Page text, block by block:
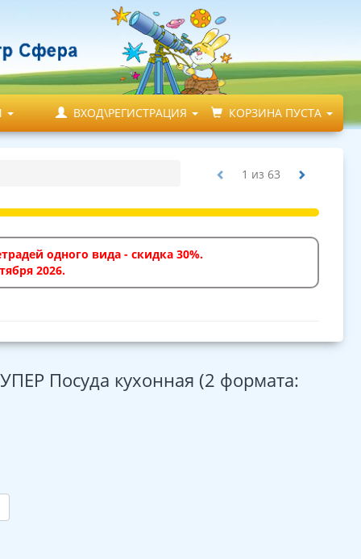
ВХОД\РЕГИСТРАЦИЯ КОРЗИНА ПУСТА
1 из 63
одного вида - скидка 30%.
2026.
Посуда кухонная (2 формата: